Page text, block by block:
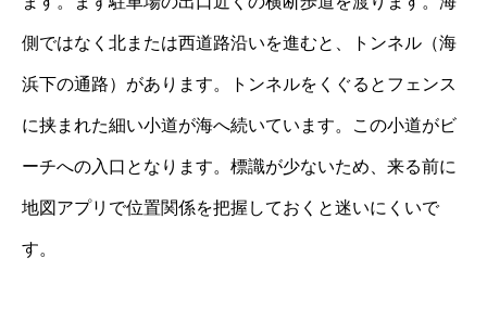
側ではなく北または西道路沿いを進むと、トンネル（海
浜下の通路）があります。トンネルをくぐるとフェンス
に挟まれた細い小道が海へ続いています。この小道がビ
ーチへの入口となります。標識が少ないため、来る前に
地図アプリで位置関係を把握しておくと迷いにくいで
す。